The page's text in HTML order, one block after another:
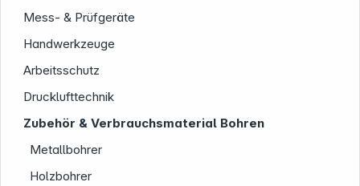
Mess- & Prüfgeräte
Handwerkzeuge
Arbeitsschutz
Drucklufttechnik
Zubehör & Verbrauchsmaterial Bohren
Metallbohrer
Holzbohrer